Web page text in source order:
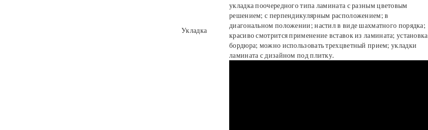
Укладка
укладка поочередного типа ламината с разным цветовым
решением; с перпендикулярным расположением; в
диагональном положении; настил в виде шахматного порядка;
красиво смотрится применение вставок из ламината; установка
бордюра; можно использовать трехцветный прием; укладки
ламината с дизайном под плитку.